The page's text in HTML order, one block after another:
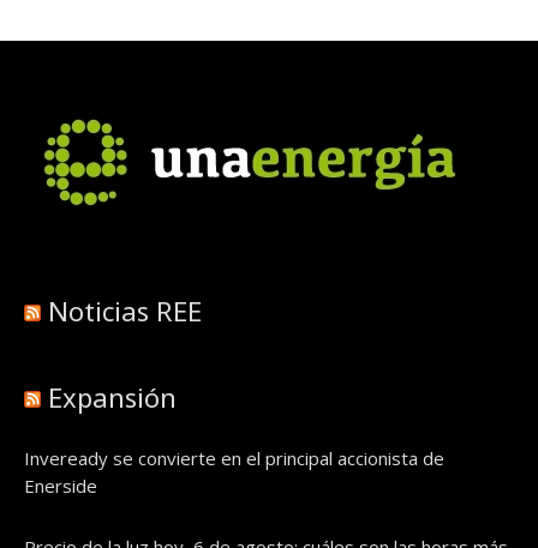
Noticias REE
Expansión
Inveready se convierte en el principal accionista de
Enerside